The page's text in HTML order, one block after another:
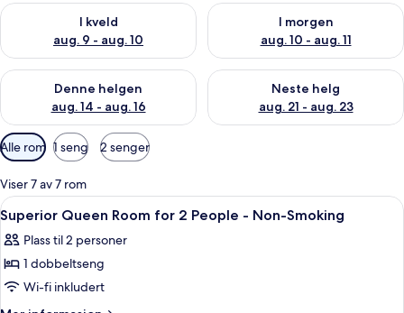
I kveld
aug. 9 - aug. 10
Sjekk tilgjengelighet for i kveld, aug. 9 - aug. 10
I morgen
aug. 10 - aug. 11
Sjekk tilgjengelighet for i
Denne helgen
aug. 14 - aug. 16
Sjekk tilgjengelighet for denne helgen, aug. 14 - aug. 16
Neste helg
aug. 21 - aug. 23
Sjekk tilgjengelighet for
Tilgjengelige
filtre
for
rom
Alle rom 1 seng 2 senger
Viser 7 av 7 rom
Åpne
alle
bildene
av
Superior
Queen
Minibar, safe på rommet,
17
Superior Queen Room for 2 People - Non-Smoking
Plass til 2 personer
1 dobbeltseng
Wi-fi inkludert